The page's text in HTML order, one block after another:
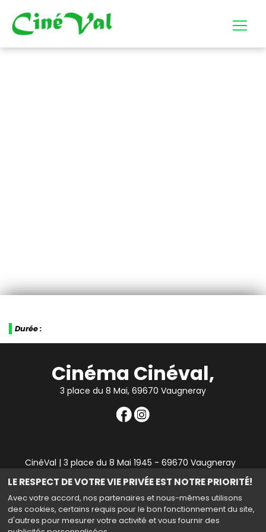
LE RESPECT DE VOTRE VIE PRIVÉE EST NOTRE PRIORITÉ!
Avec votre accord, nos partenaires et nous-mêmes utilisons
des cookies, certains requis pour le bon fonctionnement du site,
d'autres pour mesurer votre activité et vous fournir des
Durée :
Cinéma Cinéval,
3 place du 8 Mai, 69670 Vaugneray
CinéVal | 3 place du 8 Mai 1945 - 69670 Vaugneray
|Mentions légales|Contact|RGPD| Tel : 04 78 45 94